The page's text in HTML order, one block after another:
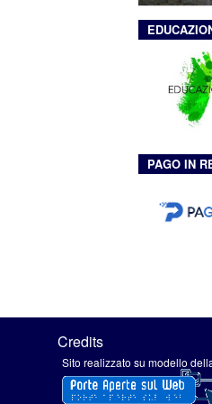
PAGO IN
Credits
Sito realizzato su modello